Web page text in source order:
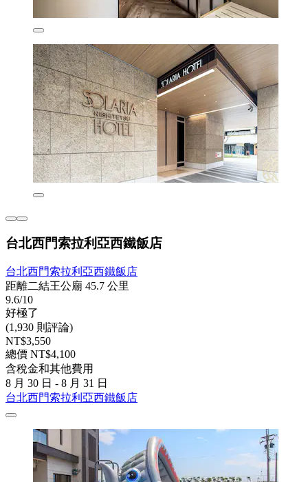
台北西門索拉利亞西鐵飯店
台北西門索拉利亞西鐵飯店
距離二結王公廟 45.7 公里
9.6/10
好極了
(1,930 則評論)
NT$3,550
總價 NT$4,100
含稅金和其他費用
8 月 30 日 - 8 月 31 日
台北西門索拉利亞西鐵飯店